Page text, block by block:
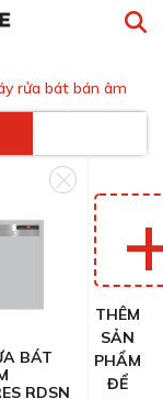
rửa bát bán âm
BÁT
RDSN
THÊM
SẢN
PHẨM
ĐỂ